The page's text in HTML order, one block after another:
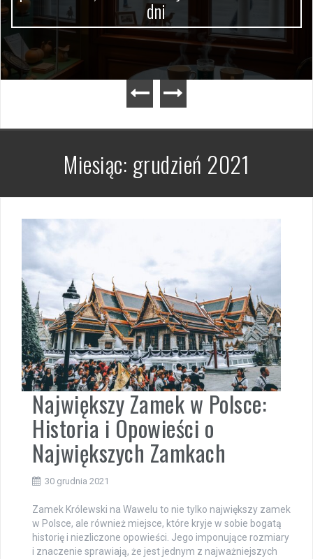
dni
Miesiąc: grudzień 2021
Największy Zamek w Polsce:
Historia i Opowieści o
Największych Zamkach
30 grudnia 2021
Zamek Królewski na Wawelu to nie tylko największy zamek
w Polsce, ale również miejsce, które kryje w sobie bogatą
historię i niezliczone opowieści. Jego imponujące rozmiary
i znaczenie sprawiają, że jest jednym z najważniejszych